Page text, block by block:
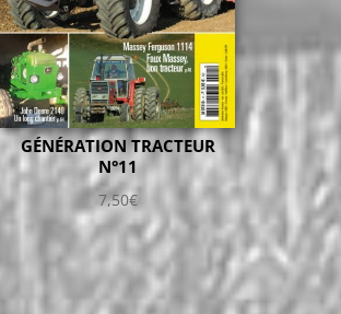
GÉNÉRATION TRACTEUR
N°11
7,50€